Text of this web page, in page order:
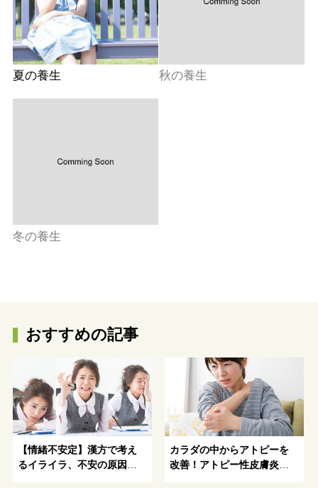
夏の養生 秋の養生
冬の養生
おすすめの記事
【情緒不安定】漢方で考え
るイライラ、不安の原因と
カラダの中からアトピーを
改善！アトピー性皮膚炎の